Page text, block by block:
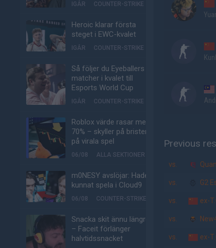
IGÅR COUNTER-STRIKE
Heroic klarar första
steget i EWC-kvalet
IGÅR COUNTER-STRIKE
Så följer du Eyeballers
matcher i kvalet till
Esports World Cup
IGÅR COUNTER-STRIKE
Roblox värde rasar med
70% – skyller på bristen
på virala spel
06/08 ALLA SEKTIONER
m0NESY avslöjar: Hade
kunnat spela i Cloud9
06/08 COUNTER-STRIKE
Snacka skit ännu längre
– Faceit förlänger
halvtidssnacket
Previous
vs.
vs. G2
vs. ex-
vs.
vs. ex-